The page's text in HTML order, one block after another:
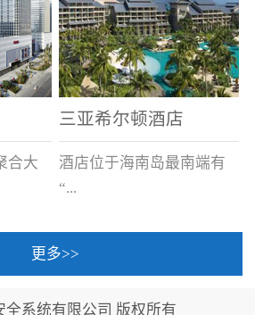
合大
三亚希尔顿酒店
酒店位于海南岛最南端有
“...
中国的海岛天堂”之美称的
更多>>
系统有限公司 版权所有